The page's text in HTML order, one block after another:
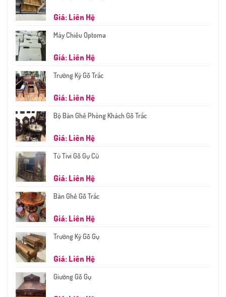
Giá: Liên Hệ
Máy Chiếu Optoma
Giá: Liên Hệ
Trường Kỷ Gỗ Trắc
Giá: Liên Hệ
Bộ Bàn Ghế Phòng Khách Gỗ Trắc
Giá: Liên Hệ
Tủ Tivi Gỗ Gụ Cũ
Giá: Liên Hệ
Bàn Ghế Gỗ Trắc
Giá: Liên Hệ
Trường Kỷ Gỗ Gụ
Giá: Liên Hệ
Giường Gỗ Gụ